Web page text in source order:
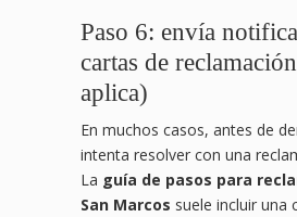
Paso 6: envía
cartas de
aplica)
En muchos casos, antes de
intenta resolver con una
La guía de pasos para
San Marcos suele incluir una